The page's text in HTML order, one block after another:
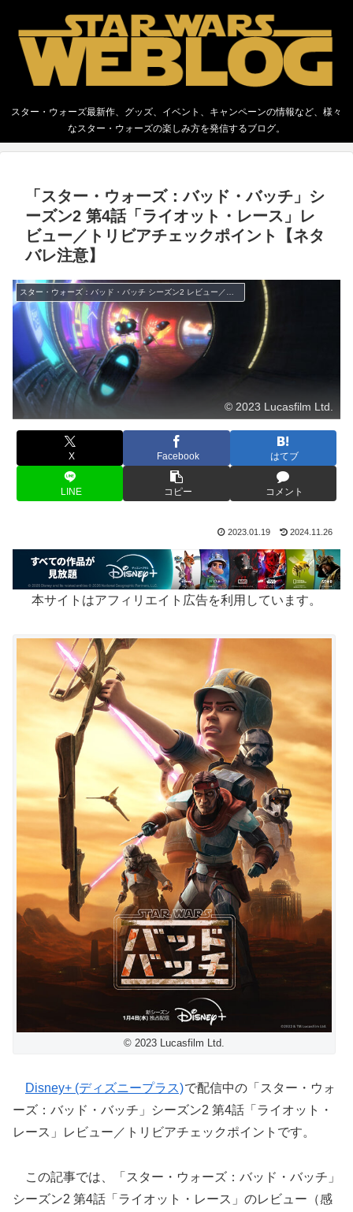
スター・ウォーズ最新作、グッズ、イベント、キャンペーンの情報など、様々
なスター・ウォーズの楽しみ方を発信するブログ。
「スター・ウォーズ：バッド・バッチ」シ
ーズン2 第4話「ライオット・レース」レ
ビュー／トリビアチェックポイント【ネタ
バレ注意】
© 2023 Lucasfilm Ltd.
X Facebook はてブ
LINE コピー コメント
2023.01.19 2024.11.26
本サイトはアフィリエイト広告を利用しています。
© 2023 Lucasfilm Ltd.
Disney+ (ディズニープラス)で配信中の「スター・ウォ
ーズ：バッド・バッチ」シーズン2 第4話「ライオット・
レース」レビュー／トリビアチェックポイントです。
この記事では、「スター・ウォーズ：バッド・バッチ」
シーズン2 第4話「ライオット・レース」のレビュー（感